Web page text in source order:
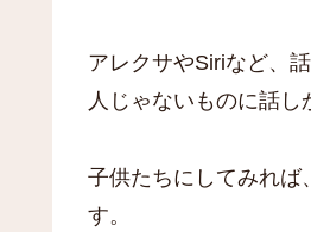
アレクサやSiriなど、
人じゃないものに話
子供たちにしてみれば
す。